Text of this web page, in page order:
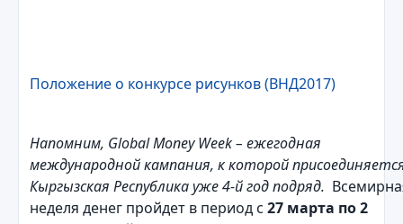
Положение о конкурсе рисунков (ВНД2017)
Напомним, Global Money Week – ежегодная
международной кампания, к которой
Кыргызская Республика уже 4-й год подряд.
неделя денег пройдет в период с 27 марта по 2